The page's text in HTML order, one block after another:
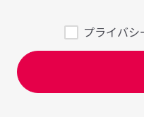
プライバ